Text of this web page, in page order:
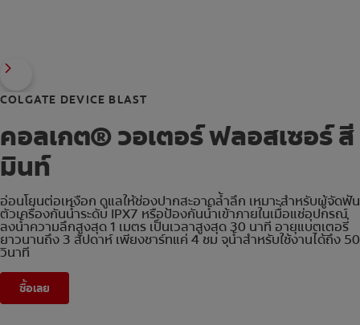
COLGATE DEVICE BLAST
คอลเกต® วอเตอร์ ฟลอสเซอร์ สี
มินท์
อ่อนโยนต่อเหงือก ดูแลให้ช่องปากสะอาดล้ำลึก เหมาะสำหรับผู้จัดฟัน
ตัวเครื่องกันน้ำระดับ IPX7 หรือป้องกันน้ำเข้าภายในเมื่อแช่อุปกรณ์
ลงน้ำความลึกสูงสุด 1 เมตร เป็นเวลาสูงสุด 30 นาที อายุแบตเตอรี่
ยาวนานถึง 3 สัปดาห์ เพียงชาร์ทแค่ 4 ชม จุน้ำสำหรับใช้งานได้ถึง 50
วินาที
ซื้อเลย